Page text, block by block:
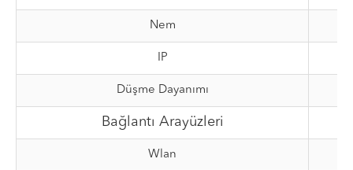
Nem
IP
Düşme Dayanımı
Bağlantı Arayüzleri
Wlan